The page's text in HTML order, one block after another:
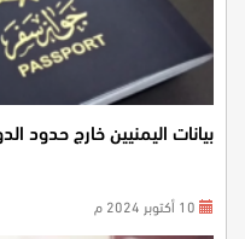
بيانات اليمنيين خارج حدود